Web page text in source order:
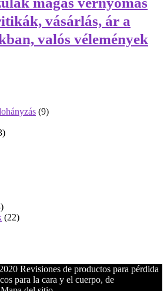
vásárlás, ár a
valós vélemények
(9)
(22)
Revisiones de productos para pérdida
para la cara y el cuerpo, de